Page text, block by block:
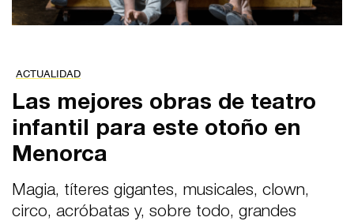
ACTUALIDAD
Las mejores obras de teatro
infantil para este otoño en
Menorca
Magia, títeres gigantes, musicales, clown,
circo, acróbatas y, sobre todo, grandes